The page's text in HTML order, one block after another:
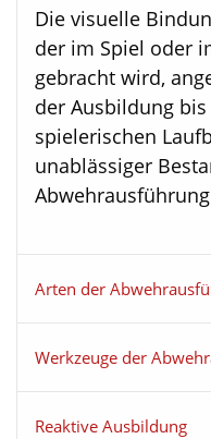
Die visuelle
der im Spiel oder
gebracht wird,
der Ausbildung
spielerischen
unablässiger
Arten der
Werkzeuge der
Reaktive Ausbildung